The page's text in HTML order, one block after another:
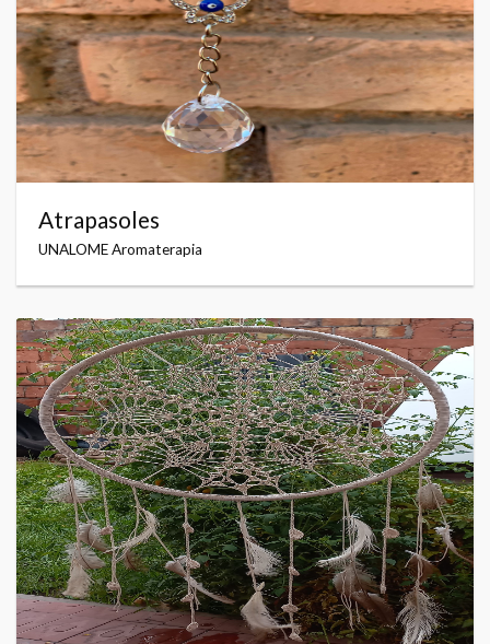
Atrapasoles
UNALOME Aromaterapia